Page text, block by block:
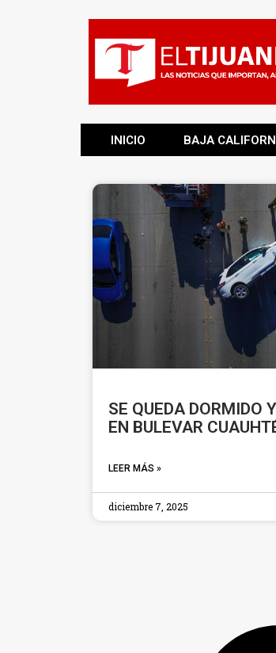
INICIO BAJA
SE QUEDA DORMIDO
EN BULEVAR
LEER MÁS »
diciembre 7, 2025